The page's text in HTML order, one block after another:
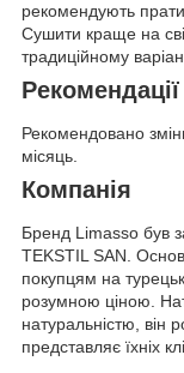
рекомендують
Сушити краще на
традиційному
Рекомендації
Рекомендовано
місяць.
Компанія
Бренд Limasso був
TEKSTIL SAN.
покупцям на
розумною ціною.
натуральністю, він
представляє їхніх